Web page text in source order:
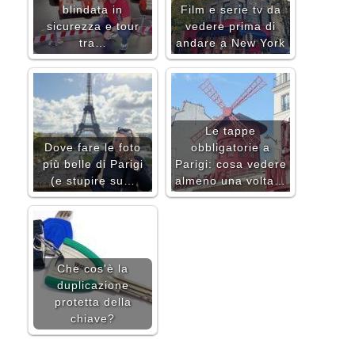
blindata in
sicurezza e tour
tra…
Film e serie tv da
vedere prima di
andare a New York
Dove fare le foto
più belle di Parigi
(e stupire su…
Le tappe
obbligatorie a
Parigi: cosa vedere
almeno una volta…
Che cos'è la
duplicazione
protetta della
chiave?